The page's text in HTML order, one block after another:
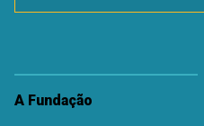
A Fundação